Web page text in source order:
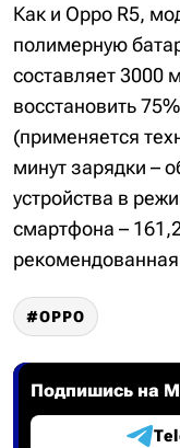
Как и Oppo R5,
полимерную
составляет 3000
восстановить
(применяется
минут зарядки –
устройства в
смартфона –
OPPO
Подпишись на